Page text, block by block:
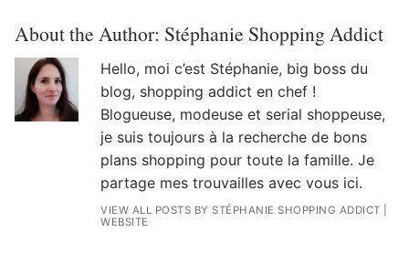
About the Author: Stéphanie Shopping Addict
Hello, moi c’est Stéphanie, big boss du
blog, shopping addict en chef !
Blogueuse, modeuse et serial shoppeuse,
je suis toujours à la recherche de bons
plans shopping pour toute la famille. Je
partage mes trouvailles avec vous ici.
VIEW ALL POSTS BY STÉPHANIE SHOPPING ADDICT
WEBSITE